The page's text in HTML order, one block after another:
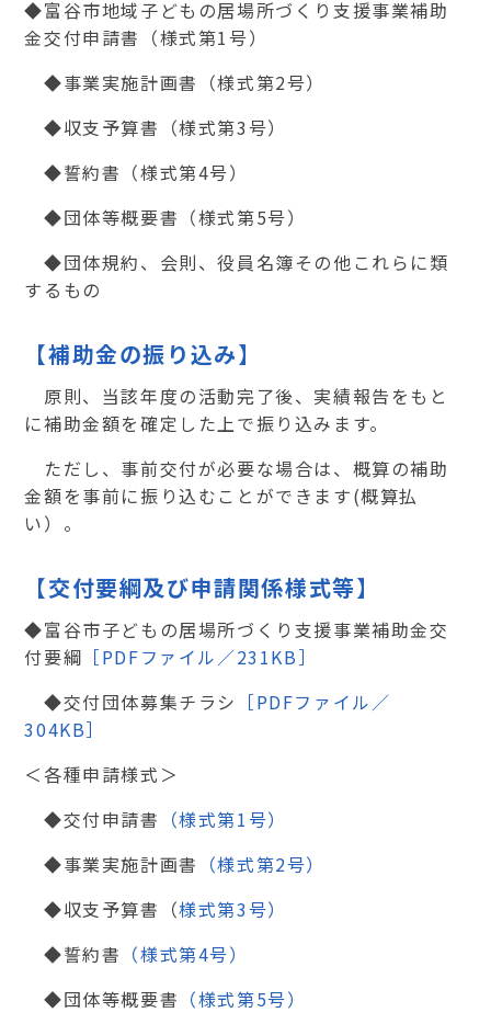
◆富谷市地域子どもの居場所づくり支援事業補助
金交付申請書（様式第1号）
◆事業実施計画書（様式第2号）
◆収支予算書（様式第3号）
◆誓約書（様式第4号）
◆団体等概要書（様式第5号）
◆団体規約、会則、役員名簿その他これらに類
するもの
【補助金の振り込み】
原則、当該年度の活動完了後、実績報告をもと
に補助金額を確定した上で振り込みます。
ただし、事前交付が必要な場合は、概算の補助
金額を事前に振り込むことができます(概算払
い）。
【交付要綱及び申請関係様式等】
◆富谷市子どもの居場所づくり支援事業補助金交
付要綱 ［PDFファイル／231KB］
◆交付団体募集チラシ ［PDFファイル／
304KB］
＜各種申請様式＞
◆交付申請書 （様式第1号）
◆事業実施計画書 （様式第2号）
◆収支予算書（様式第3号）
◆誓約書 （様式第4号）
◆団体等概要書 （様式第5号）